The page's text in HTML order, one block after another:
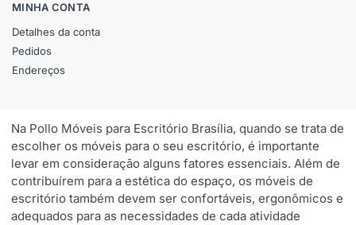
MINHA CONTA
Detalhes da conta
Pedidos
Endereços
Na Pollo Móveis para Escritório Brasília, quando se trata de
escolher os móveis para o seu escritório, é importante
levar em consideração alguns fatores essenciais. Além de
contribuírem para a estética do espaço, os móveis de
escritório também devem ser confortáveis, ergonômicos e
adequados para as necessidades de cada atividade